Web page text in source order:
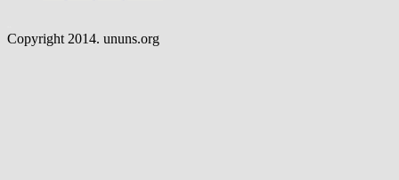
Copyright 2014. ununs.org